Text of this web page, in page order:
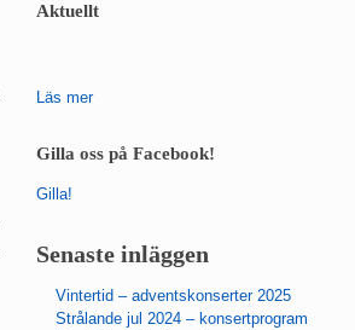
Aktuellt
Läs mer
Gilla oss på Facebook!
Gilla!
Senaste inläggen
Vintertid – adventskonserter 2025
Strålande jul 2024 – konsertprogram